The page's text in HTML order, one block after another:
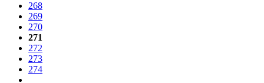
268
269
270
271
272
273
274